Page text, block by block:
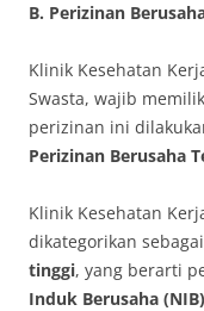
B. Perizinan
Klinik Kesehatan
Swasta, wajib
perizinan ini
Perizinan Berusaha
Klinik Kesehatan
dikategorikan
tinggi, yang berarti
Induk Berusaha